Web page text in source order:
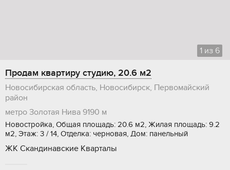
1 из 6
Продам квартиру студию, 20.6 м2
Новосибирская область, Новосибирск, Первомайский
район
метро Золотая Нива 9190 м
Новостройка, Общая площадь: 20.6 м2, Жилая площадь: 9.2
м2, Этаж: 3 / 14, Отделка: черновая, Дом: панельный
ЖК Скандинавские Кварталы